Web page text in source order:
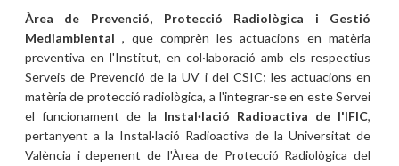
Àrea de Prevenció, Protecció Radiològica i Gestió
Mediambiental , que comprèn les actuacions en matèria
preventiva en l'Institut, en col·laboració amb els respectius
Serveis de Prevenció de la UV i del CSIC; les actuacions en
matèria de protecció radiològica, a l'integrar-se en este Servei
el funcionament de la Instal·lació Radioactiva de l'IFIC,
pertanyent a la Instal·lació Radioactiva de la Universitat de
València i depenent de l'Àrea de Protecció Radiològica del